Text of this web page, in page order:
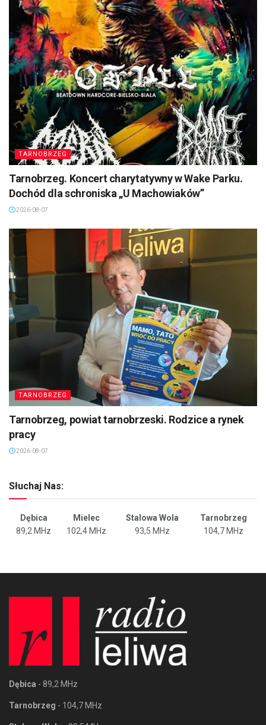
TARNOBRZEG
Tarnobrzeg. Koncert charytatywny w Wake Parku.
Dochód dla schroniska „U Machowiaków”
2026-08-07
TARNOBRZEG
Tarnobrzeg, powiat tarnobrzeski. Rodzice a rynek
pracy
2026-08-07
Słuchaj Nas:
Dębica Mielec Stalowa Wola
Tarnobrzeg
89,2 MHz
102,4 MHz 93,5 MHz 104,7 MHz
Dębica - 89,2 MHz
Tarnobrzeg - 104,7 MHz